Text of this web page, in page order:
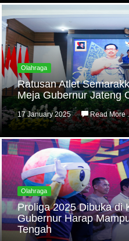
Olahraga
Ratusan Atlet
Meja Gubernur Jateng
17 January 2025 Read More
Olahraga
Proliga 2025 Dibuka di
Gubernur Harap
Tengah